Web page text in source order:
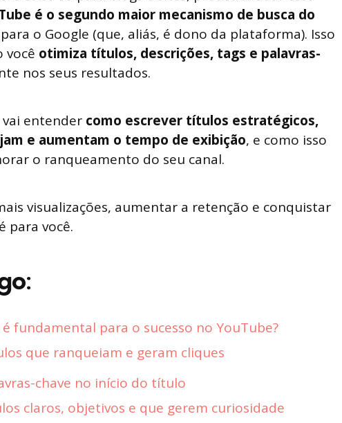
é o segundo maior mecanismo de busca do
o Google (que, aliás, é dono da plataforma). Isso
você otimiza títulos, descrições, tags e palavras-
nos seus resultados.
entender como escrever títulos estratégicos,
e aumentam o tempo de exibição, e como isso
o ranqueamento do seu canal.
visualizações, aumentar a retenção e conquistar
para você.
é fundamental para o sucesso no YouTube?
que ranqueiam e geram cliques
chave no início do título
claros, objetivos e que gerem curiosidade